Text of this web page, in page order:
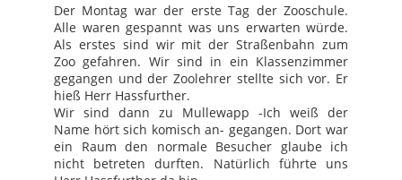
Der Montag war der erste Tag der Zooschule.
Alle waren gespannt was uns erwarten würde.
Als erstes sind wir mit der Straßenbahn zum
Zoo gefahren. Wir sind in ein Klassenzimmer
gegangen und der Zoolehrer stellte sich vor. Er
hieß Herr Hassfurther.
Wir sind dann zu Mullewapp -Ich weiß der
Name hört sich komisch an- gegangen. Dort war
ein Raum den normale Besucher glaube ich
nicht betreten durften. Natürlich führte uns